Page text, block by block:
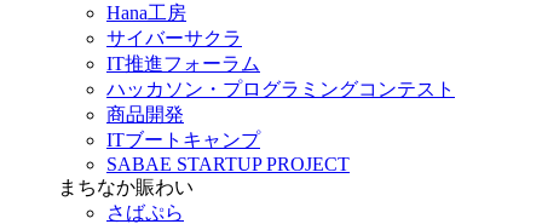
Hana工房
サイバーサクラ
IT推進フォーラム
ハッカソン・プログラミングコンテスト
商品開発
ITブートキャンプ
SABAE STARTUP PROJECT
まちなか賑わい
さばぷら